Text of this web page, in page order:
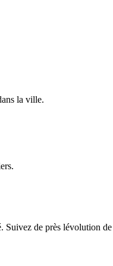
la ville.
Suivez de près lévolution